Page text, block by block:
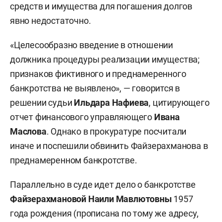
средств и имущества для погашения долгов
явно недостаточно.
«Целесообразно введение в отношении
должника процедуры реализации имущества;
признаков фиктивного и преднамеренного
банкротства не выявлено», — говорится в
решении судьи Ильдара Нафиева, цитирующего
отчет финансового управляющего Ивана
Маслова. Однако в прокуратуре посчитали
иначе и поспешили обвинить Файзерахманова в
преднамеренном банкротстве.
Параллельно в суде идет дело о банкротстве
Файзерахмановой Наили Мавлютовны 1957
года рождения (прописана по тому же адресу,